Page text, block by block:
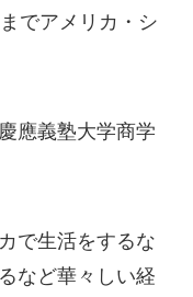
でアメリカ・シ
應義塾大学商学
で生活をするな
など華々しい経